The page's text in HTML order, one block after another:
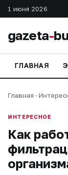
1 июня 2026
gazeta-
ГЛАВНАЯ
Главная ·
ИНТЕРЕСНОЕ
Как